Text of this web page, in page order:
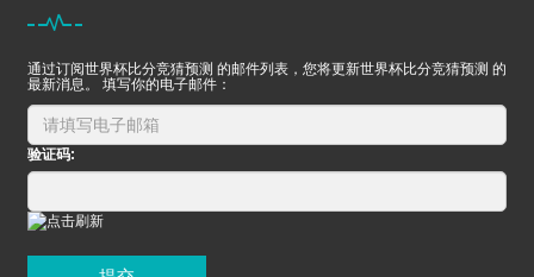
通过订阅世界杯比分竞猜预测 的邮件列表，您将更新世界杯比分竞猜预测 的
最新消息。 填写你的电子邮件：
验证码: